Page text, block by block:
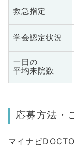
救急指定
学会認定状況
一日の
平均来院数
応募方法・
マイナビ